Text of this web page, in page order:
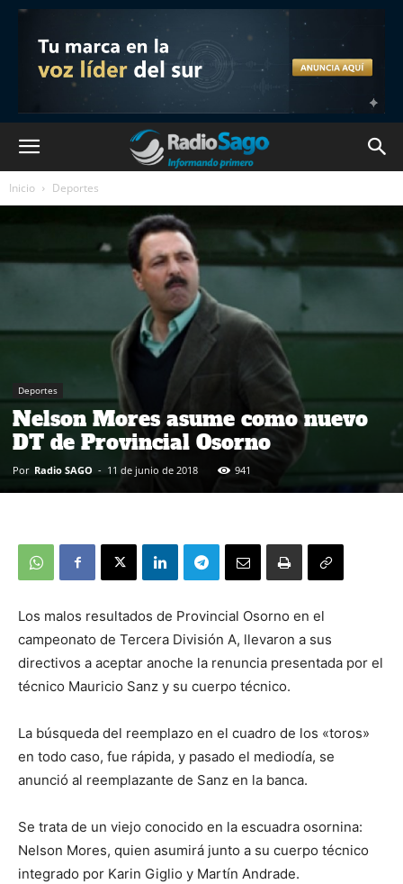
Inicio Deportes
Deportes
Nelson Mores asume como nuevo
DT de Provincial Osorno
Por Radio SAGO - 11 de junio de 2018 941
Los malos resultados de Provincial Osorno en el
campeonato de Tercera División A, llevaron a sus
directivos a aceptar anoche la renuncia presentada por el
técnico Mauricio Sanz y su cuerpo técnico.
La búsqueda del reemplazo en el cuadro de los «toros»
en todo caso, fue rápida, y pasado el mediodía, se
anunció al reemplazante de Sanz en la banca.
Se trata de un viejo conocido en la escuadra osornina:
Nelson Mores, quien asumirá junto a su cuerpo técnico
integrado por Karin Giglio y Martín Andrade.